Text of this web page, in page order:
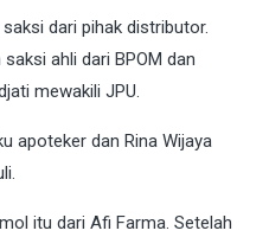
dari pihak distributor.
ahli dari BPOM dan
mewakili JPU.
apoteker dan Rina Wijaya
itu dari Afi Farma. Setelah